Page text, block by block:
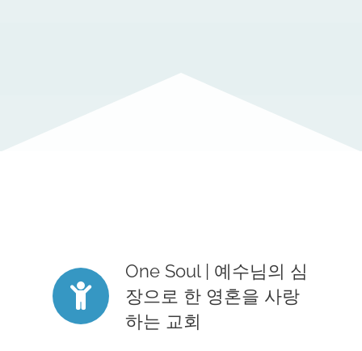
One Soul | 예수님의 심
장으로 한 영혼을 사랑
하는 교회